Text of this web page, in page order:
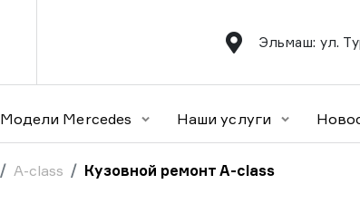
Эльмаш: ул.
Модели Mercedes Наши услуги
A-class Кузовной ремонт A-class